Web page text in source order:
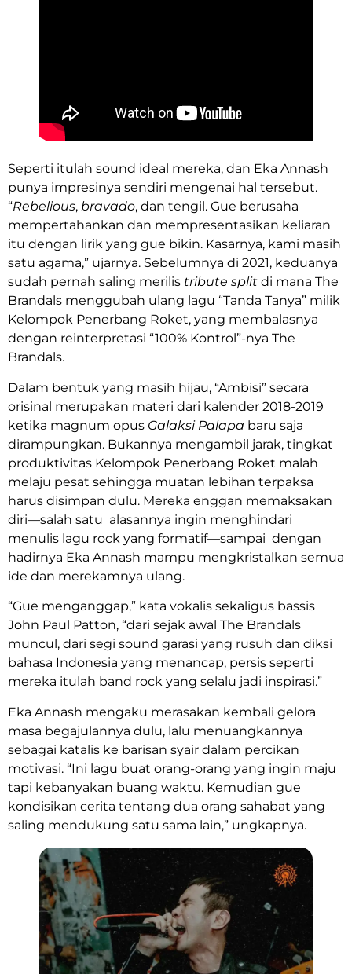
Seperti itulah sound ideal mereka, dan Eka Annash
punya impresinya sendiri mengenai hal tersebut.
“Rebelious, bravado, dan tengil. Gue berusaha
mempertahankan dan mempresentasikan keliaran
itu dengan lirik yang gue bikin. Kasarnya, kami masih
satu agama,” ujarnya. Sebelumnya di 2021, keduanya
sudah pernah saling merilis tribute split di mana The
Brandals menggubah ulang lagu “Tanda Tanya” milik
Kelompok Penerbang Roket, yang membalasnya
dengan reinterpretasi “100% Kontrol”-nya The
Brandals.
Dalam bentuk yang masih hijau, “Ambisi” secara
orisinal merupakan materi dari kalender 2018-2019
ketika magnum opus Galaksi Palapa baru saja
dirampungkan. Bukannya mengambil jarak, tingkat
produktivitas Kelompok Penerbang Roket malah
melaju pesat sehingga muatan lebihan terpaksa
harus disimpan dulu. Mereka enggan memaksakan
diri—salah satu alasannya ingin menghindari
menulis lagu rock yang formatif—sampai dengan
hadirnya Eka Annash mampu mengkristalkan semua
ide dan merekamnya ulang.
“Gue menganggap,” kata vokalis sekaligus bassis
John Paul Patton, “dari sejak awal The Brandals
muncul, dari segi sound garasi yang rusuh dan diksi
bahasa Indonesia yang menancap, persis seperti
mereka itulah band rock yang selalu jadi inspirasi.”
Eka Annash mengaku merasakan kembali gelora
masa begajulannya dulu, lalu menuangkannya
sebagai katalis ke barisan syair dalam percikan
motivasi. “Ini lagu buat orang-orang yang ingin maju
tapi kebanyakan buang waktu. Kemudian gue
kondisikan cerita tentang dua orang sahabat yang
saling mendukung satu sama lain,” ungkapnya.